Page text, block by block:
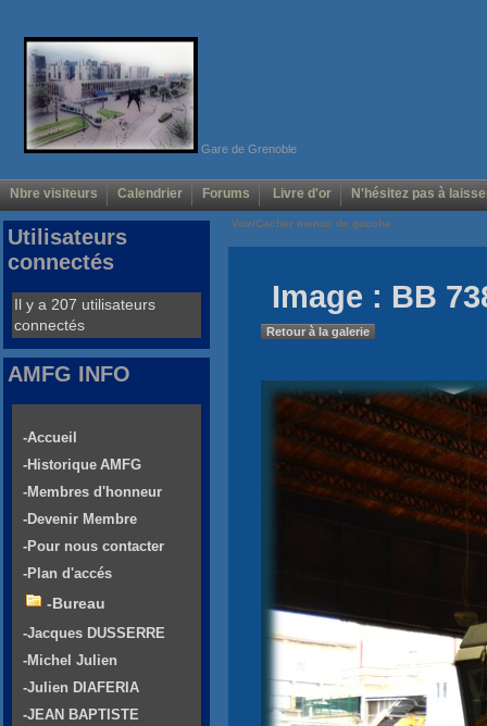
Gare de Grenoble
Nbre visiteurs Calendrier Forums Livre d'or N'hésitez pas à
Voir/Cacher menus de gauche
Image : BB
Retour à la galerie
Utilisateurs
connectés
Il y a 207 utilisateurs
connectés
AMFG INFO
-Accueil
-Historique AMFG
-Membres d'honneur
-Devenir Membre
-Pour nous contacter
-Plan d'accés
-Bureau
-Jacques DUSSERRE
-Michel Julien
-Julien DIAFERIA
-JEAN BAPTISTE